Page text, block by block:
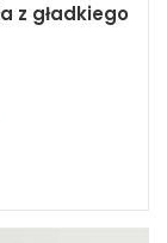
z gładkiego